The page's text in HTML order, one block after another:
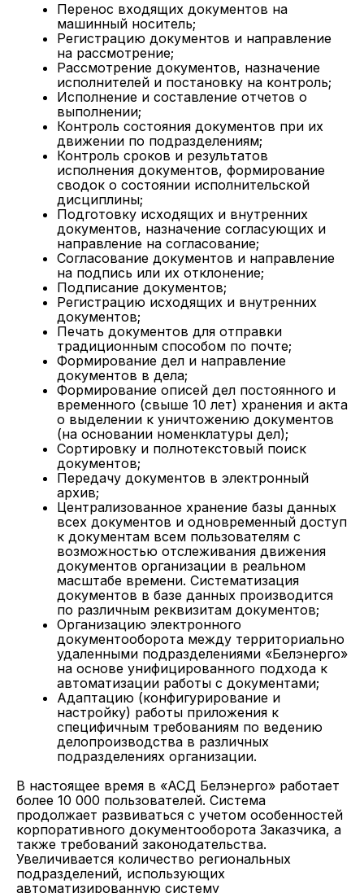
Перенос входящих документов на
машинный носитель;
Регистрацию документов и направление
на рассмотрение;
Рассмотрение документов, назначение
исполнителей и постановку на контроль;
Исполнение и составление отчетов о
выполнении;
Контроль состояния документов при их
движении по подразделениям;
Контроль сроков и результатов
исполнения документов, формирование
сводок о состоянии исполнительской
дисциплины;
Подготовку исходящих и внутренних
документов, назначение согласующих и
направление на согласование;
Согласование документов и направление
на подпись или их отклонение;
Подписание документов;
Регистрацию исходящих и внутренних
документов;
Печать документов для отправки
традиционным способом по почте;
Формирование дел и направление
документов в дела;
Формирование описей дел постоянного и
временного (свыше 10 лет) хранения и акта
о выделении к уничтожению документов
(на основании номенклатуры дел);
Сортировку и полнотекстовый поиск
документов;
Передачу документов в электронный
архив;
Централизованное хранение базы данных
всех документов и одновременный доступ
к документам всем пользователям с
возможностью отслеживания движения
документов организации в реальном
масштабе времени. Систематизация
документов в базе данных производится
по различным реквизитам документов;
Организацию электронного
документооборота между территориально
удаленными подразделениями «Белэнерго»
на основе унифицированного подхода к
автоматизации работы с документами;
Адаптацию (конфигурирование и
настройку) работы приложения к
специфичным требованиям по ведению
делопроизводства в различных
подразделениях организации.
В настоящее время в «АСД Белэнерго» работает
более 10 000 пользователей. Система
продолжает развиваться с учетом особенностей
корпоративного документооборота Заказчика, а
также требований законодательства.
Увеличивается количество региональных
подразделений, использующих
автоматизированную систему